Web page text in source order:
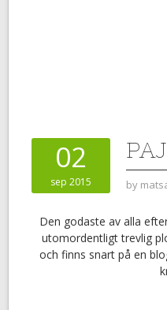
02
sep 2015 by
Den godaste av alla
utomordentligt trevlig
och finns snart på en